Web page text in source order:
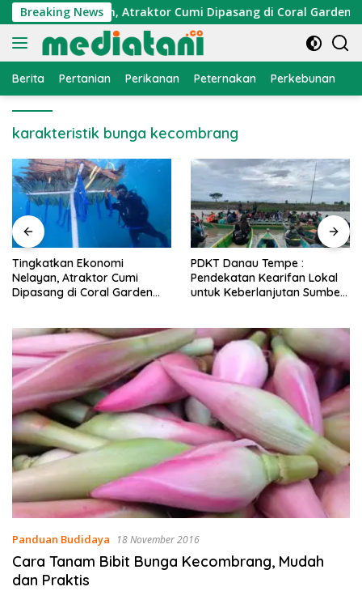
Langsung
ke
konten
Breaking News
Nelayan, Atraktor Cumi Dipasang di Coral Garden
Berita Pertanian Perikanan Peternakan Perkebunan
karakteristik bunga kecombrang
PDKT Danau Tempe :
Pendekatan Kearifan Lokal
untuk Keberlanjutan Sumber
Cara Mengatasi Penyakit
PMK pada Sapi Perah Secara
Alami dan Medis
Panduan Budidaya 18 November 2016
Cara Tanam Bibit Bunga Kecombrang, Mudah
dan Praktis